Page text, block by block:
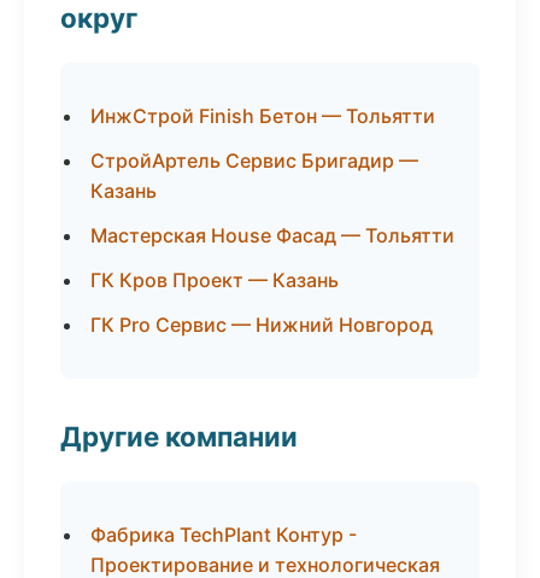
округ
ИнжСтрой Finish Бетон — Тольятти
СтройАртель Сервис Бригадир —
Казань
Мастерская House Фасад — Тольятти
ГК Кров Проект — Казань
ГК Pro Сервис — Нижний Новгород
Другие компании
Фабрика TechPlant Контур -
Проектирование и технологическая